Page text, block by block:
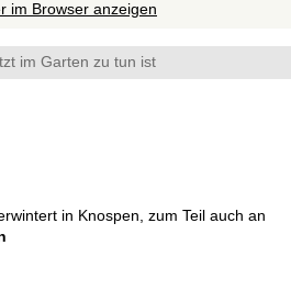
im Browser anzeigen
im Garten zu tun ist
in Knospen, zum Teil auch an